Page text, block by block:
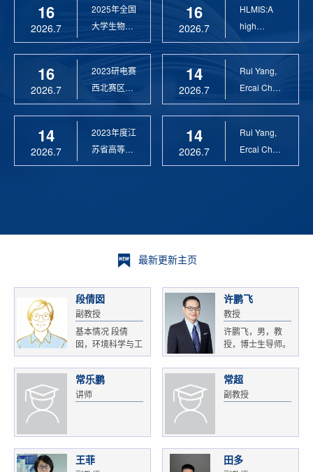
16
2026.7
2025年全国
大学生物联
网设计竞赛
16
2026.7
2023研电赛
西北赛区优
秀指导教师
14
2026.7
2023年度江
苏省高等学
校科学技术
16
2026.7
HLMIS:A
high
Resolution
14
2026.7
Rui Yang,
Ercai Chen
and
14
2026.7
Rui Yang,
Ercai Chen
and
最新更新主页
段倩囡
副教授
基本情况 段倩
囡，环境科学与工
程...
许鹏飞
教授
许鹏飞，男，教
授，博士生导师。
获...
常乐鹏
讲师
常超
副教授
王菲 田多